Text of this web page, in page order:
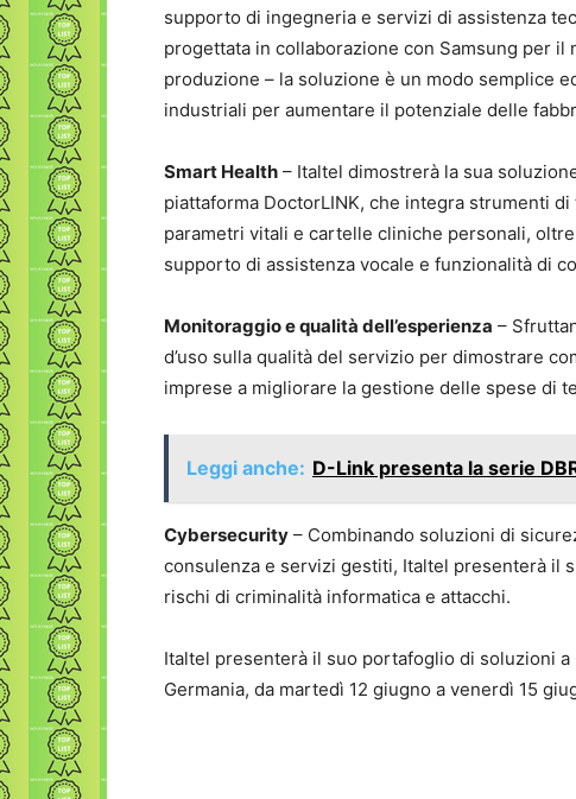
supporto di ingegneria e servizi di assistenza
progettata in collaborazione con Samsung per
produzione – la soluzione è un modo semplice
industriali per aumentare il potenziale delle
Smart Health – Italtel dimostrerà la sua
piattaforma DoctorLINK, che integra strumenti
parametri vitali e cartelle cliniche personali,
supporto di assistenza vocale e funzionalità di
Monitoraggio e qualità dell’esperienza –
d’uso sulla qualità del servizio per dimostrare
imprese a migliorare la gestione delle spese di
Leggi anche: D-Link presenta la serie
Cybersecurity – Combinando soluzioni di
consulenza e servizi gestiti, Italtel presenterà il
rischi di criminalità informatica e attacchi.
Italtel presenterà il suo portafoglio di soluzioni a
Germania, da martedì 12 giugno a venerdì 15